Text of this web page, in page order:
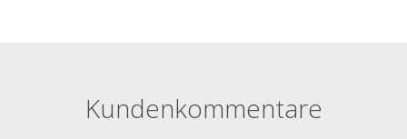
Kundenkommentare